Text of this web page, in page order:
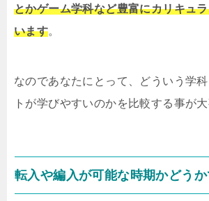
とかゲーム学科など豊富にカリキュ
います。
なのであなたにとって、どういう学
トが学びやすいのかを比較する事が大
転入や編入が可能な時期かどう